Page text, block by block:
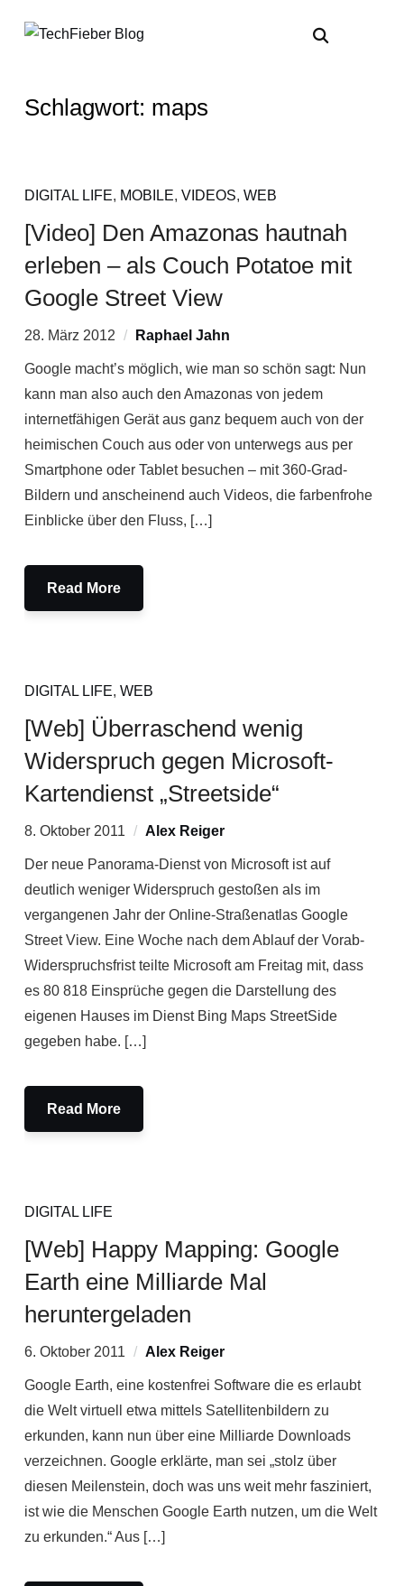
Schlagwort: maps
DIGITAL LIFE, MOBILE, VIDEOS, WEB
[Video] Den Amazonas hautnah
erleben – als Couch Potatoe mit
Google Street View
28. März 2012 Raphael Jahn
Google macht’s möglich, wie man so schön sagt: Nun
kann man also auch den Amazonas von jedem
internetfähigen Gerät aus ganz bequem auch von der
heimischen Couch aus oder von unterwegs aus per
Smartphone oder Tablet besuchen – mit 360-Grad-
Bildern und anscheinend auch Videos, die farbenfrohe
Einblicke über den Fluss, […]
Read More
DIGITAL LIFE, WEB
[Web] Überraschend wenig
Widerspruch gegen Microsoft-
Kartendienst „Streetside“
8. Oktober 2011 Alex Reiger
Der neue Panorama-Dienst von Microsoft ist auf
deutlich weniger Widerspruch gestoßen als im
vergangenen Jahr der Online-Straßenatlas Google
Street View. Eine Woche nach dem Ablauf der Vorab-
Widerspruchsfrist teilte Microsoft am Freitag mit, dass
es 80 818 Einsprüche gegen die Darstellung des
eigenen Hauses im Dienst Bing Maps StreetSide
gegeben habe. […]
Read More
DIGITAL LIFE
[Web] Happy Mapping: Google
Earth eine Milliarde Mal
heruntergeladen
6. Oktober 2011 Alex Reiger
Google Earth, eine kostenfrei Software die es erlaubt
die Welt virtuell etwa mittels Satellitenbildern zu
erkunden, kann nun über eine Milliarde Downloads
verzeichnen. Google erklärte, man sei „stolz über
diesen Meilenstein, doch was uns weit mehr fasziniert,
ist wie die Menschen Google Earth nutzen, um die Welt
zu erkunden.“ Aus […]